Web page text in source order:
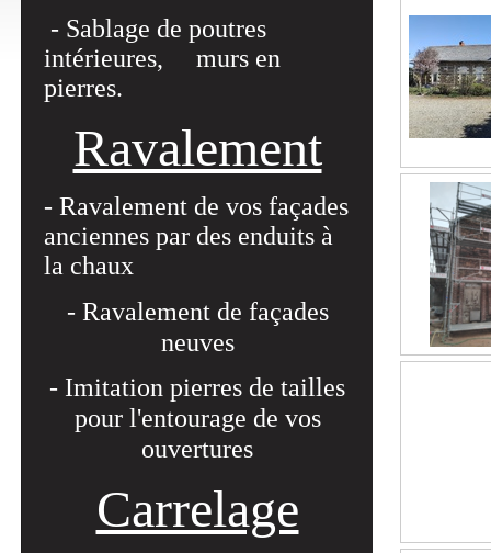
- Sablage de poutres
intérieures, murs en
pierres.
Ravalement
- Ravalement de vos façades
anciennes par des enduits à
la chaux
- Ravalement de façades
neuves
- Imitation pierres de tailles
pour l'entourage de vos
ouvertures
Carrelage